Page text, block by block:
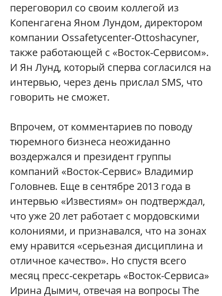
переговорил со своим коллегой из
Копенгагена Яном Лундом, директором
компании Ossafetycenter-Ottoshacyner,
также работающей с «Восток-Сервисом».
И Ян Лунд, который сперва согласился на
интервью, через день прислал SMS, что
говорить не сможет.
Впрочем, от комментариев по поводу
тюремного бизнеса неожиданно
воздержался и президент группы
компаний «Восток-Сервис» Владимир
Головнев. Еще в сентябре 2013 года в
интервью «Известиям» он подтверждал,
что уже 20 лет работает с мордовскими
колониями, и признавался, что на зонах
ему нравится «серьезная дисциплина и
отличное качество». Но спустя всего
месяц пресс-секретарь «Восток-Сервиса»
Ирина Дымич, отвечая на вопросы The